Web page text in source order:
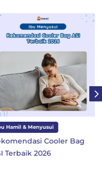
dan Anak
Perlengkapan Sekolah
Kelas 1 di Tahun Ajaran